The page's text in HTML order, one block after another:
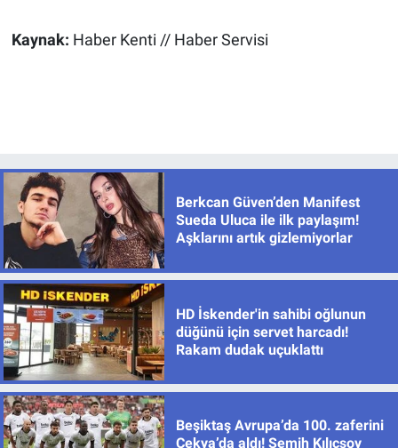
Kaynak: Haber Kenti // Haber Servisi
Berkcan Güven’den Manifest
Sueda Uluca ile ilk paylaşım!
Aşklarını artık gizlemiyorlar
HD İskender'in sahibi oğlunun
düğünü için servet harcadı!
Rakam dudak uçuklattı
Beşiktaş Avrupa’da 100. zaferini
Çekya’da aldı! Semih Kılıçsoy